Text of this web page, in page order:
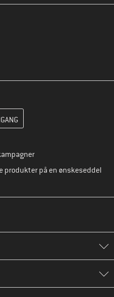
opret i næste trin din
produkter på en ønskeseddel